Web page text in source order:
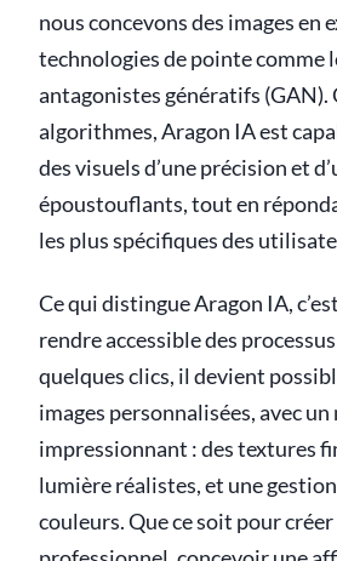
nous concevons des images en
technologies de pointe comme
antagonistes génératifs (GAN).
algorithmes, Aragon IA est
des visuels d’une précision et
époustouflants, tout en
les plus spécifiques des
Ce qui distingue Aragon IA,
rendre accessible des
quelques clics, il devient
images personnalisées, avec
impressionnant : des textures
lumière réalistes, et une
couleurs. Que ce soit pour